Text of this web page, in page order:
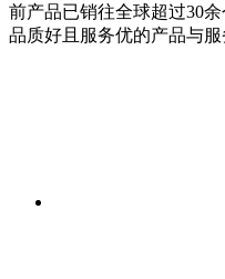
前产品已销往全球超过30
品质好且服务优的产品与服